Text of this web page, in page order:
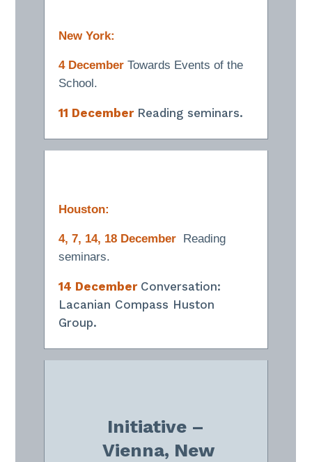
New York:
4 DecemberTowards Events of the
School.
11 December Reading seminars.
Houston:
4, 7, 14, 18 December
Reading
seminars.
14 December Conversation:
Lacanian Compass Huston
Group.
Initiative –
Vienna, New